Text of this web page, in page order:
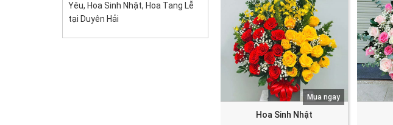
Yêu, Hoa Sinh Nhật, Hoa Tang Lễ
tại Duyên Hải
Hoa Sinh Nhật
Mua ngay